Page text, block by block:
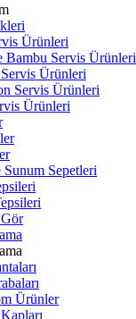
Ürünleri
Bambu Servis Ürünleri
Ürünleri
Servis Ürünleri
Ürünleri
Sunum Sepetleri
Ürünler